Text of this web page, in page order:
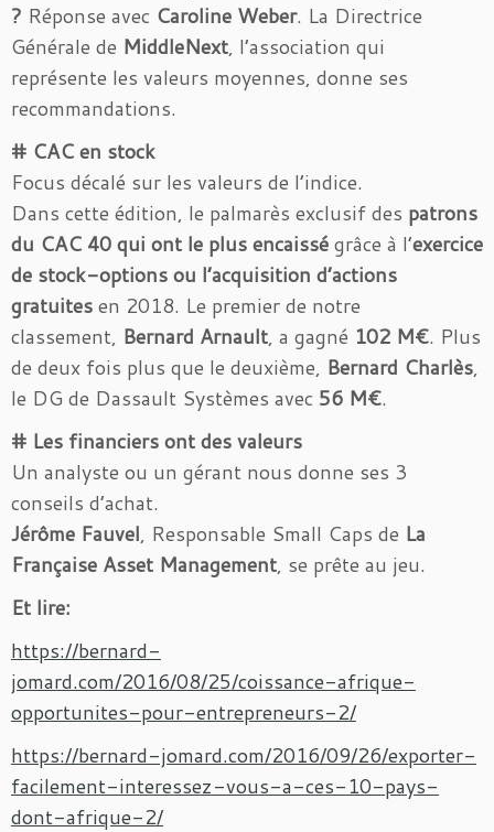
? Réponse avec Caroline Weber. La Directrice
Générale de MiddleNext, l’association qui
représente les valeurs moyennes, donne ses
recommandations.
# CAC en stock
Focus décalé sur les valeurs de l’indice.
Dans cette édition, le palmarès exclusif des patrons
du CAC 40 qui ont le plus encaisségrâce à l’exercice
de stock-options ou l’acquisition d’actions
gratuitesen 2018. Le premier de notre
classement, Bernard Arnault, a gagné 102 M€. Plus
de deux fois plus que le deuxième, Bernard Charlès,
le DG de Dassault Systèmes avec 56 M€.
# Les financiers ont des valeurs
Un analyste ou un gérant nous donne ses 3
conseils d’achat.
Jérôme Fauvel, Responsable Small Caps de La
Française Asset Management, se prête au jeu.
Et lire:
https://bernard-
jomard.com/2016/08/25/coissance-afrique-
opportunites-pour-entrepreneurs-2/
https://bernard-jomard.com/2016/09/26/exporter-
facilement-interessez-vous-a-ces-10-pays-
dont-afrique-2/